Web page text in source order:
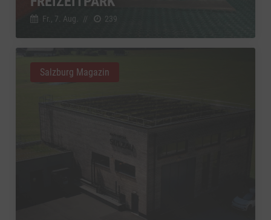
Fr., 7. Aug. // 239
Salzburg Magazin